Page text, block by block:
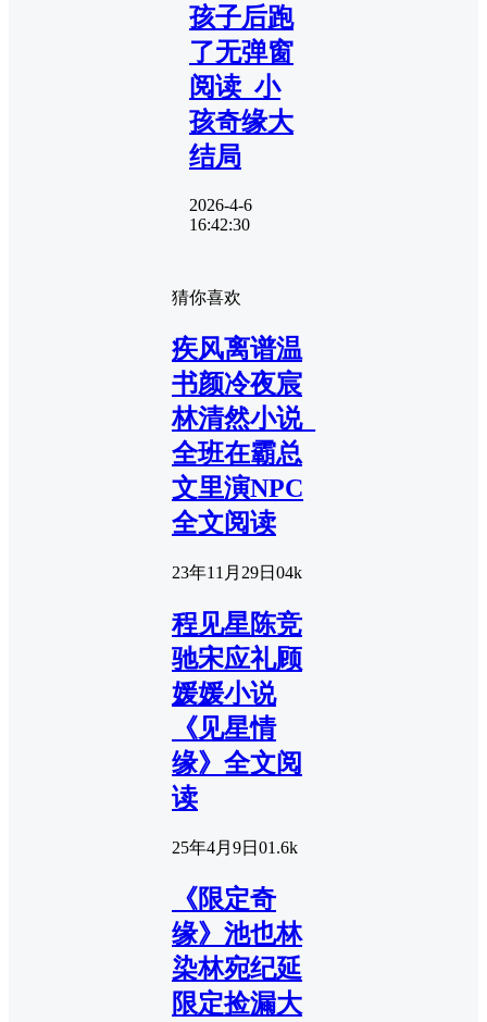
孩子后跑
了无弹窗
阅读_小
孩奇缘大
结局
2026-4-6
16:42:30
猜你喜欢
疾风离谱温
书颜冷夜宸
林清然小说_
全班在霸总
文里演NPC
全文阅读
23年11月29日 04k
程见星陈竞
驰宋应礼顾
媛媛小说
《见星情
缘》全文阅
读
25年4月9日 01.6k
《限定奇
缘》池也林
染林宛纪延
限定捡漏大